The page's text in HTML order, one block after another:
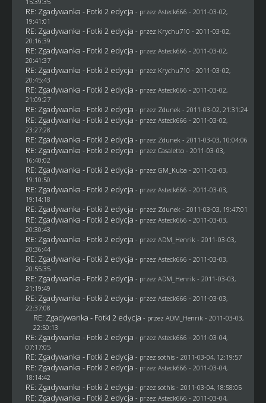
RE: Zgadywanka - Fotki 2 edycja - przez Asteck666 - 2011-03-02,
19:41:01
RE: Zgadywanka - Fotki 2 edycja - przez Krychu710 - 2011-03-02,
20:16:39
RE: Zgadywanka - Fotki 2 edycja - przez Asteck666 - 2011-03-02,
20:41:37
RE: Zgadywanka - Fotki 2 edycja - przez Krychu710 - 2011-03-02,
20:45:43
RE: Zgadywanka - Fotki 2 edycja - przez Asteck666 - 2011-03-02,
21:09:27
RE: Zgadywanka - Fotki 2 edycja - przez Zdunek - 2011-03-02, 21:31:24
RE: Zgadywanka - Fotki 2 edycja - przez Asteck666 - 2011-03-02,
23:27:28
RE: Zgadywanka - Fotki 2 edycja - przez Zdunek - 2011-03-03, 10:04:06
RE: Zgadywanka - Fotki 2 edycja - przez Casaletto- 2011-03-03,
16:40:02
RE: Zgadywanka - Fotki 2 edycja - przez GM_Kuba - 2011-03-03,
19:10:50
RE: Zgadywanka - Fotki 2 edycja - przez Asteck666 - 2011-03-03,
19:14:18
RE: Zgadywanka - Fotki 2 edycja - przez Zdunek - 2011-03-03, 19:47:01
RE: Zgadywanka - Fotki 2 edycja - przez Asteck666 - 2011-03-03,
20:30:43
RE: Zgadywanka - Fotki 2 edycja - przez ADM_Henrik - 2011-03-03,
20:36:44
RE: Zgadywanka - Fotki 2 edycja - przez Asteck666 - 2011-03-03,
20:55:35
RE: Zgadywanka - Fotki 2 edycja - przez ADM_Henrik - 2011-03-03,
21:19:49
RE: Zgadywanka - Fotki 2 edycja - przez Asteck666 - 2011-03-03,
22:37:08
RE: Zgadywanka - Fotki 2 edycja - przez ADM_Henrik - 2011-03-03,
22:50:13
RE: Zgadywanka - Fotki 2 edycja - przez Asteck666 - 2011-03-04,
07:17:05
RE: Zgadywanka - Fotki 2 edycja - przez sothis- 2011-03-04, 12:19:57
RE: Zgadywanka - Fotki 2 edycja - przez Asteck666 - 2011-03-04,
18:14:42
RE: Zgadywanka - Fotki 2 edycja - przez sothis- 2011-03-04, 18:58:05
RE: Zgadywanka - Fotki 2 edycja - przez Asteck666 - 2011-03-04,